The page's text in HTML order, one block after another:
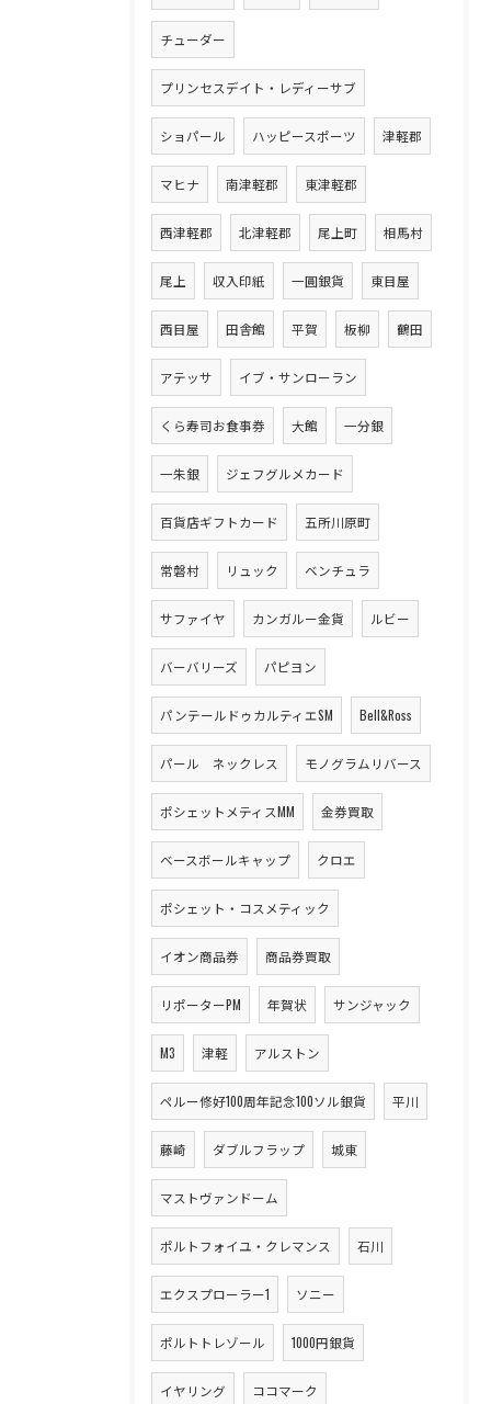
チューダー
プリンセスデイト・レディーサブ
ショパール ハッピースポーツ 津軽郡
マヒナ 南津軽郡 東津軽郡
西津軽郡 北津軽郡 尾上町 相馬村
尾上 収入印紙 一圓銀貨 東目屋
西目屋 田舎館 平賀 板柳 鶴田
アテッサ イブ・サンローラン
くら寿司お食事券 大館 一分銀
一朱銀 ジェフグルメカード
百貨店ギフトカード 五所川原町
常磐村 リュック ベンチュラ
サファイヤ カンガルー金貨 ルビー
バーバリーズ パピヨン
パンテールドゥカルティエSM Bell&Ross
パール ネックレス モノグラムリバース
ポシェットメティスMM 金券買取
ベースボールキャップ クロエ
ポシェット・コスメティック
イオン商品券 商品券買取
リポーターPM 年賀状 サンジャック
M3 津軽 アルストン
ペルー修好100周年記念100ソル銀貨 平川
藤崎 ダブルフラップ 城東
マストヴァンドーム
ポルトフォイユ・クレマンス 石川
エクスプローラー1 ソニー
ポルトトレゾール 1000円銀貨
イヤリング ココマーク